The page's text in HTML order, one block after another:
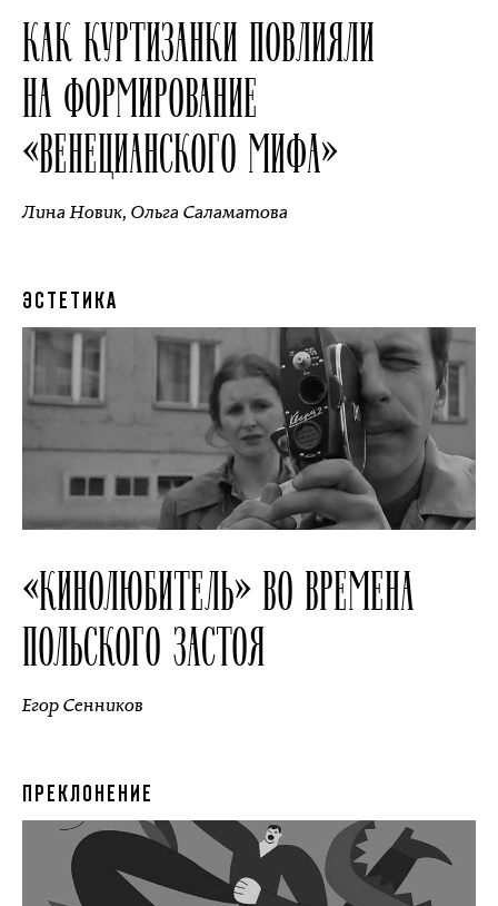
КАК КУРТИЗАНКИ ПОВЛИЯЛИ
НА ФОРМИРОВАНИЕ
«ВЕНЕЦИАНСКОГО МИФА»
Лина Новик, Ольга Саламатова
ЭСТЕТИКА
«КИНОЛЮБИТЕЛЬ» ВО ВРЕМЕНА
ПОЛЬСКОГО ЗАСТОЯ
Егор Сенников
ПРЕКЛОНЕНИЕ